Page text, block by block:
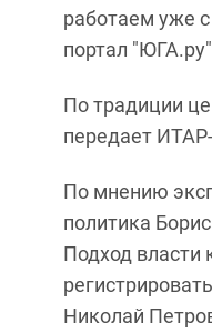
работаем уже
портал
По традиции
передает
По мнению
политика
Подход власти
Николай